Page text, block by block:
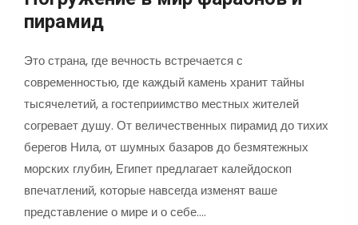
пирамид
Это страна, где вечность встречается с
современностью, где каждый камень хранит тайны
тысячелетий, а гостеприимство местных жителей
согревает душу. От величественных пирамид до тихих
берегов Нила, от шумных базаров до безмятежных
морских глубин, Египет предлагает калейдоскоп
впечатлений, которые навсегда изменят ваше
представление о мире и о себе.…